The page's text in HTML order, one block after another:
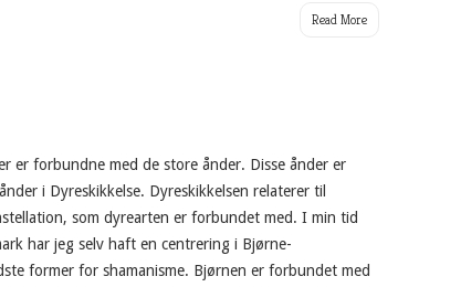
Read More
er forbundne med de store ånder. Disse ånder er
i Dyreskikkelse. Dyreskikkelsen relaterer til
som dyrearten er forbundet med. I min tid
har jeg selv haft en centrering i Bjørne-
former for shamanisme. Bjørnen er forbundet med